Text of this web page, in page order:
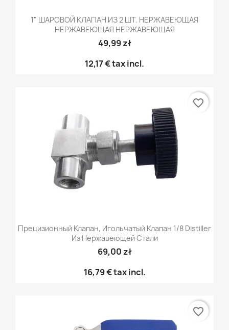
1" ШАРОВОЙ КЛАПАН ИЗ 2 ШТ. НЕРЖАВЕЮЩАЯ
НЕРЖАВЕЮЩАЯ НЕРЖАВЕЮЩАЯ
49,99 zł
12,17 €tax incl.
Прецизионный Клапан, Игольчатый Клапан 1/8 Distiller
Из Нержавеющей Стали
69,00 zł
16,79 €tax incl.
favorite_border
favorite_border